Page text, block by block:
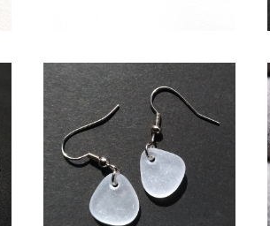
シーグラス ピアス（白色系） BP-
38
¥1,650